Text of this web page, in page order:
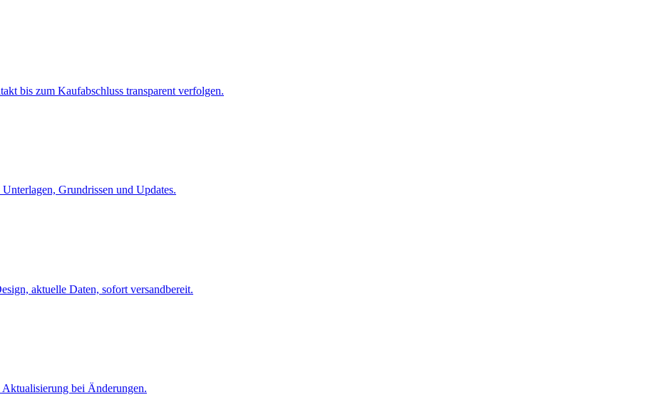
bis zum Kaufabschluss transparent verfolgen.
Grundrissen und Updates.
aktuelle Daten, sofort versandbereit.
bei Änderungen.